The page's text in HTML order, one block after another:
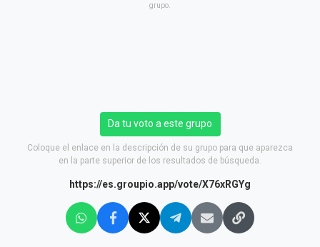
grupo.
Da tu voto a este grupo
Coloque el enlace en la descripción de su grupo para que aparezca
en la parte superior de los resultados de búsqueda.
https://es.groupio.app/vote/X76xRGYg